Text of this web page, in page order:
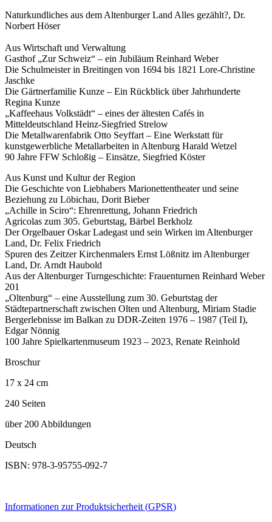
Naturkundliches aus dem Altenburger Land Alles gezählt?, Dr.
Norbert Höser
Aus Wirtschaft und Verwaltung
Gasthof „Zur Schweiz“ – ein Jubiläum Reinhard Weber
Die Schulmeister in Breitingen von 1694 bis 1821 Lore-Christine
Jaschke
Die Gärtnerfamilie Kunze – Ein Rückblick über Jahrhunderte
Regina Kunze
„Kaffeehaus Volkstädt“ – eines der ältesten Cafés in
Mitteldeutschland Heinz-Siegfried Strelow
Die Metallwarenfabrik Otto Seyffart – Eine Werkstatt für
kunstgewerbliche Metallarbeiten in Altenburg Harald Wetzel
90 Jahre FFW Schloßig – Einsätze, Siegfried Köster
Aus Kunst und Kultur der Region
Die Geschichte von Liebhabers Marionettentheater und seine
Beziehung zu Löbichau, Dorit Bieber
„Achille in Sciro“: Ehrenrettung, Johann Friedrich
Agricolas zum 305. Geburtstag, Bärbel Berkholz
Der Orgelbauer Oskar Ladegast und sein Wirken im Altenburger
Land, Dr. Felix Friedrich
Spuren des Zeitzer Kirchenmalers Ernst Lößnitz im Altenburger
Land, Dr. Arndt Haubold
Aus der Altenburger Turngeschichte: Frauenturnen Reinhard Weber
201
„Oltenburg“ – eine Ausstellung zum 30. Geburtstag der
Städtepartnerschaft zwischen Olten und Altenburg, Miriam Stadie
Bergerlebnisse im Balkan zu DDR-Zeiten 1976 – 1987 (Teil I),
Edgar Nönnig
100 Jahre Spielkartenmuseum 1923 – 2023, Renate Reinhold
Broschur
17 x 24 cm
240 Seiten
über 200 Abbildungen
Deutsch
ISBN: 978-3-95755-092-7
Informationen zur Produktsicherheit (GPSR)